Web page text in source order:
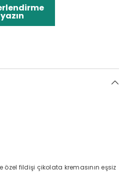
yazın
özel fildişi çikolata kremasının eşsiz